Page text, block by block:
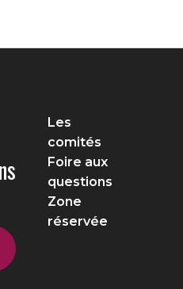
Les
comités
Foire aux
questions
Zone
réservée